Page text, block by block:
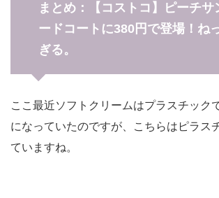
まとめ：【コストコ】ピーチサ
ードコートに380円で登場！ね
ぎる。
ここ最近ソフトクリームはプラスチック
になっていたのですが、こちらはピラス
ていますね。